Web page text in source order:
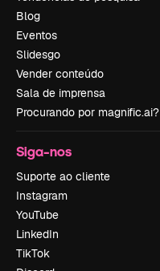
Blog
Eventos
Slidesgo
Vender conteúdo
Sala de imprensa
Procurando por magnific.ai?
Siga-nos
Suporte ao cliente
Instagram
YouTube
LinkedIn
TikTok